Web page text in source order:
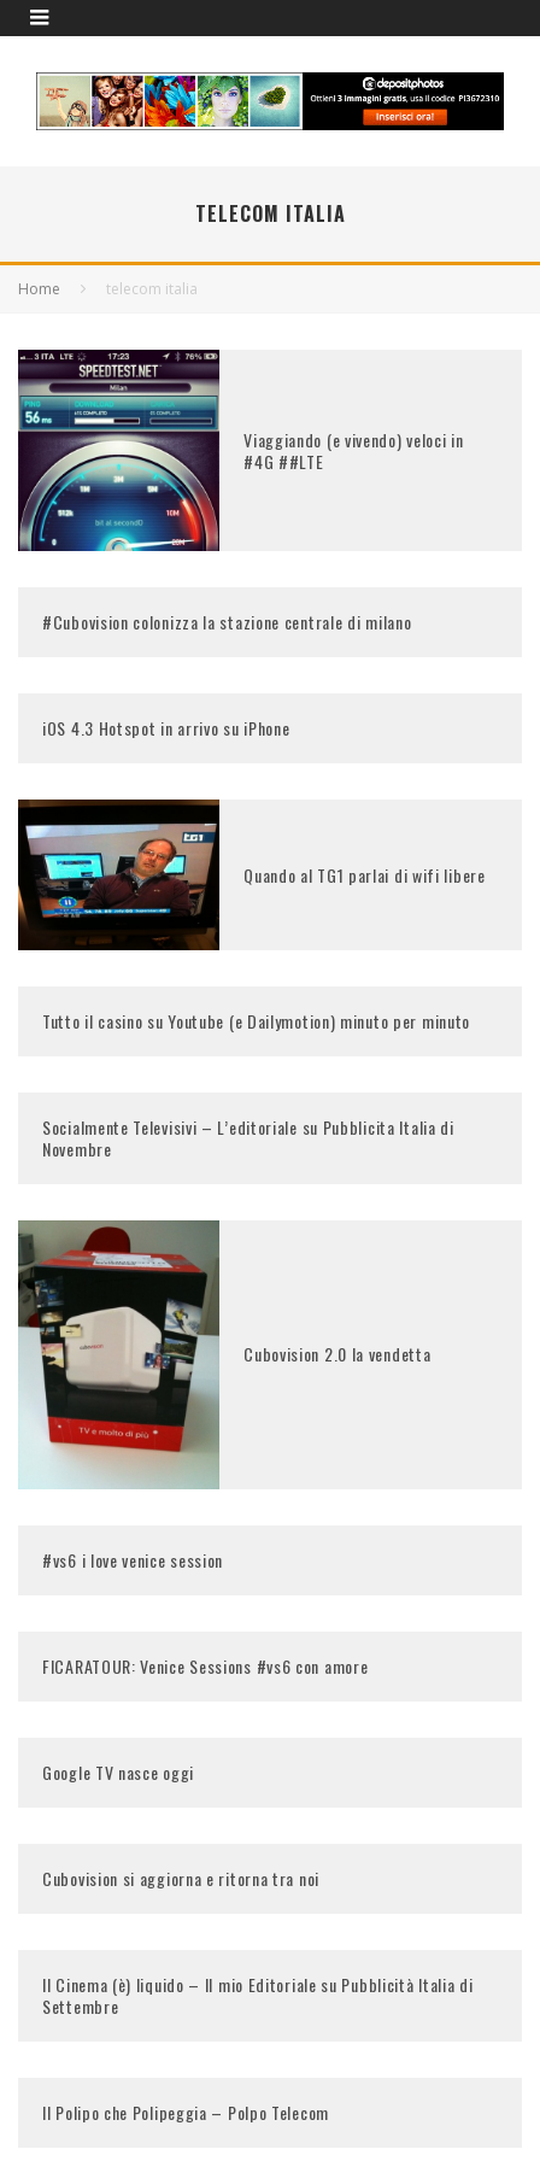
TELECOM ITALIA
Home telecom italia
Viaggiando (e vivendo) veloci in
#4G ##LTE
#Cubovision colonizza la stazione centrale di milano
iOS 4.3 Hotspot in arrivo su iPhone
Quando al TG1 parlai di wifi libere
Tutto il casino su Youtube (e Dailymotion) minuto per minuto
Socialmente Televisivi – L’editoriale su Pubblicita Italia di
Novembre
Cubovision 2.0 la vendetta
#vs6 i love venice session
FICARATOUR: Venice Sessions #vs6 con amore
Google TV nasce oggi
Cubovision si aggiorna e ritorna tra noi
Il Cinema (è) liquido – Il mio Editoriale su Pubblicità Italia di
Settembre
Il Polipo che Polipeggia – Polpo Telecom